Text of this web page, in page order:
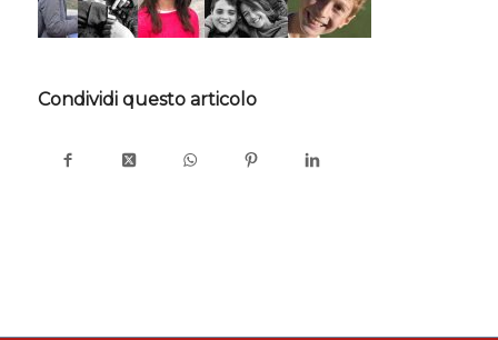
Condividi questo articolo